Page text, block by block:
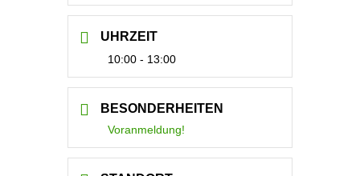
UHRZEIT
10:00 - 13:00
BESONDERHEITEN
Voranmeldung!